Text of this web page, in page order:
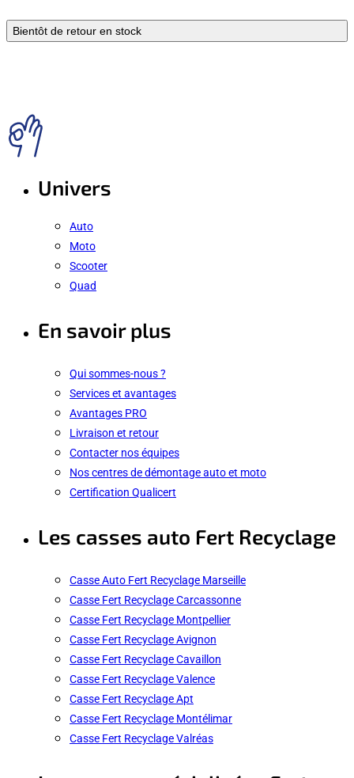
Bientôt de retour en stock
Univers
Auto
Moto
Scooter
Quad
En savoir plus
Qui sommes-nous ?
Services et avantages
Avantages PRO
Livraison et retour
Contacter nos équipes
Nos centres de démontage auto et moto
Certification Qualicert
Les casses auto Fert Recyclage
Casse Auto Fert Recyclage Marseille
Casse Fert Recyclage Carcassonne
Casse Fert Recyclage Montpellier
Casse Fert Recyclage Avignon
Casse Fert Recyclage Cavaillon
Casse Fert Recyclage Valence
Casse Fert Recyclage Apt
Casse Fert Recyclage Montélimar
Casse Fert Recyclage Valréas